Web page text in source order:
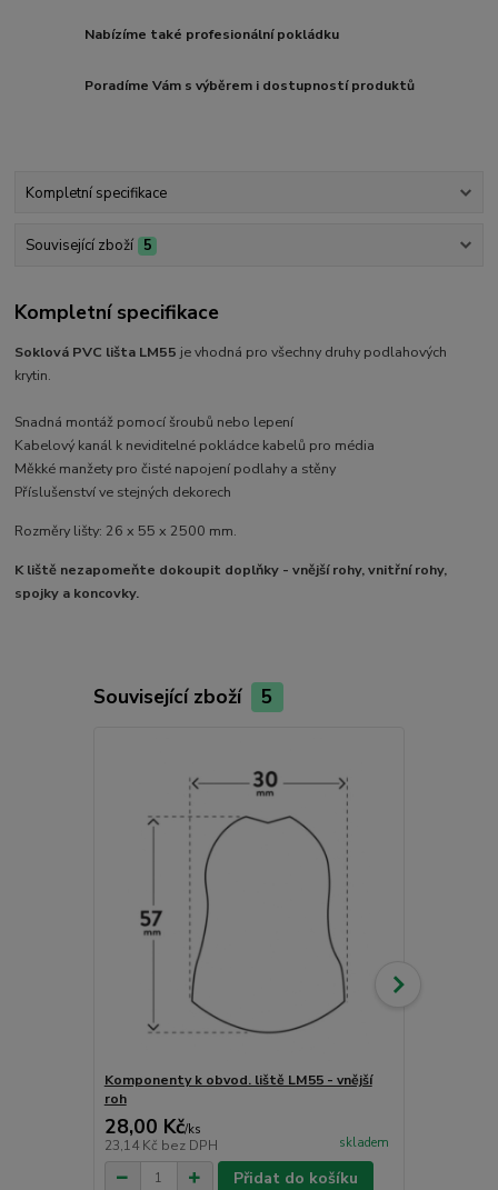
Nabízíme také profesionální pokládku
Poradíme Vám s výběrem i dostupností produktů
Kompletní specifikace
Související zboží 5
Kompletní specifikace
Soklová PVC lišta LM55 je vhodná pro všechny druhy podlahových
krytin.
Snadná montáž pomocí šroubů nebo lepení
Kabelový kanál k neviditelné pokládce kabelů pro média
Měkké manžety pro čisté napojení podlahy a stěny
Příslušenství ve stejných dekorech
Rozměry lišty: 26 x 55 x 2500 mm.
K liště nezapomeňte dokoupit doplňky - vnější rohy, vnitřní rohy,
spojky a koncovky.
Související zboží 5
Komponenty k obvod. liště LM55 - vnější
roh
28,00 Kč/ks
23,14 Kč bez DPH skladem
Přidat do košíku